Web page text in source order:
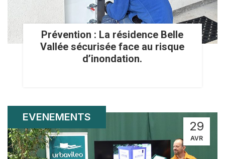
Prévention : La résidence Belle
Vallée sécurisée face au risque
d’inondation.
29
AVR
EVENEMENTS